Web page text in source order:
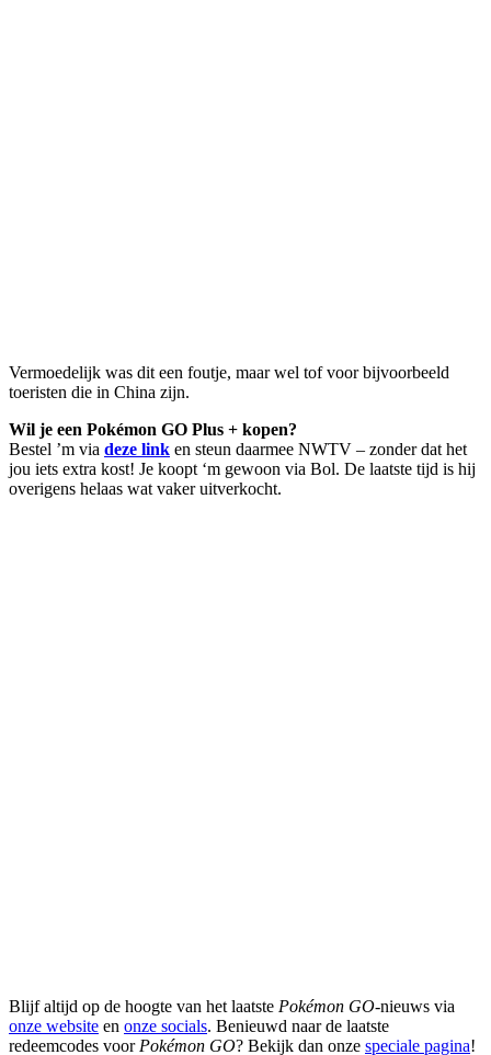
Vermoedelijk was dit een foutje, maar wel tof voor bijvoorbeeld
toeristen die in China zijn.
Wil je een Pokémon GO Plus + kopen?
Bestel ’m via deze link en steun daarmee NWTV – zonder dat het
jou iets extra kost! Je koopt ‘m gewoon via Bol. De laatste tijd is hij
overigens helaas wat vaker uitverkocht.
Blijf altijd op de hoogte van het laatste Pokémon GO-nieuws via
onze website en onze socials. Benieuwd naar de laatste
redeemcodes voor Pokémon GO? Bekijk dan onze speciale pagina!